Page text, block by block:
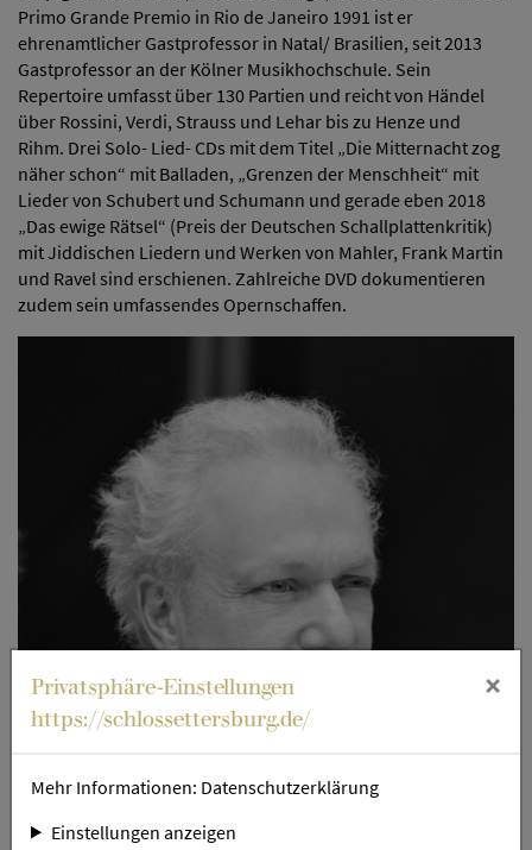
Primo Grande Premio in Rio de Janeiro 1991 ist er
ehrenamtlicher Gastprofessor in Natal/ Brasilien, seit 2013
Gastprofessor an der Kölner Musikhochschule. Sein
Repertoire umfasst über 130 Partien und reicht von Händel
über Rossini, Verdi, Strauss und Lehar bis zu Henze und
Rihm. Drei Solo- Lied- CDs mit dem Titel „Die Mitternacht zog
näher schon“ mit Balladen, „Grenzen der Menschheit“ mit
Lieder von Schubert und Schumann und gerade eben 2018
„Das ewige Rätsel“ (Preis der Deutschen Schallplattenkritik)
mit Jiddischen Liedern und Werken von Mahler, Frank Martin
und Ravel sind erschienen. Zahlreiche DVD dokumentieren
zudem sein umfassendes Opernschaffen.
Privatsphäre-Einstellungen
https://schlossettersburg.de/
×
Mehr Informationen: Datenschutzerklärung
Einstellungen anzeigen